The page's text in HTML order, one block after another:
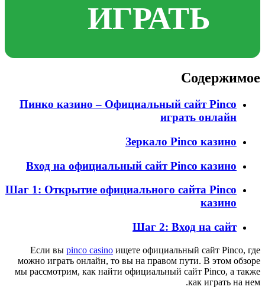
ИГРАТЬ
Содержимое
Пинко казино – Официальный сайт Pinco
играть онлайн
Зеркало Pinco казино
Вход на официальный сайт Pinco казино
Шаг 1: Открытие официального сайта Pinco
казино
Шаг 2: Вход на сайт
Если вы pinco casino ищете официальный сайт Pinco, где
можно играть онлайн, то вы на правом пути. В этом обзоре
мы рассмотрим, как найти официальный сайт Pinco, а также
как играть на нем.